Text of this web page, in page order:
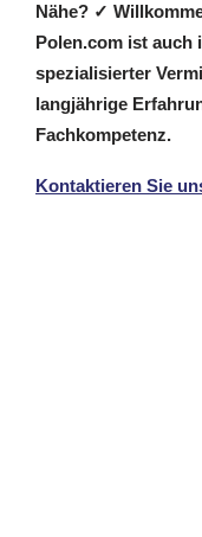
Nähe? ✓
Polen.com ist auch
spezialisierter
langjährige
Fachkompetenz.
Kontaktieren Sie